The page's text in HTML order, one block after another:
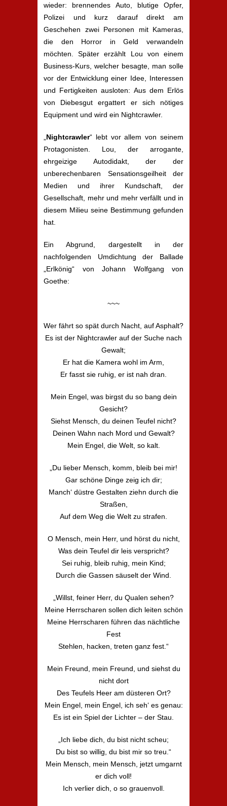
wieder: brennendes Auto, blutige Opfer,
Polizei und kurz darauf direkt am
Geschehen zwei Personen mit Kameras,
die den Horror in Geld verwandeln
möchten. Später erzählt Lou von einem
Business-Kurs, welcher besagte, man solle
vor der Entwicklung einer Idee, Interessen
und Fertigkeiten ausloten: Aus dem Erlös
von Diebesgut ergattert er sich nötiges
Equipment und wird ein Nightcrawler.
Nightcrawler“ lebt vor allem von seinem
Protagonisten. Lou, der arrogante,
ehrgeizige Autodidakt, der der
unberechenbaren Sensationsgeilheit der
Medien und ihrer Kundschaft, der
Gesellschaft, mehr und mehr verfällt und in
diesem Milieu seine Bestimmung gefunden
hat.
Ein Abgrund, dargestellt in der
nachfolgenden Umdichtung der Ballade
„Erlkönig“ von Johann Wolfgang von
Goethe:
~~~
Wer fährt so spät durch Nacht, auf Asphalt?
Es ist der Nightcrawler auf der Suche nach
Gewalt;
Er hat die Kamera wohl im Arm,
Er fasst sie ruhig, er ist nah dran.
Mein Engel, was birgst du so bang dein
Gesicht?
Siehst Mensch, du deinen Teufel nicht?
Deinen Wahn nach Mord und Gewalt?
Mein Engel, die Welt, so kalt.
„Du lieber Mensch, komm, bleib bei mir!
Gar schöne Dinge zeig ich dir;
Manch‘ düstre Gestalten ziehn durch die
Straßen,
Auf dem Weg die Welt zu strafen.
O Mensch, mein Herr, und hörst du nicht,
Was dein Teufel dir leis verspricht?
Sei ruhig, bleib ruhig, mein Kind;
Durch die Gassen säuselt der Wind.
„Willst, feiner Herr, du Qualen sehen?
Meine Herrscharen sollen dich leiten schön
Meine Herrscharen führen das nächtliche
Fest
Stehlen, hacken, treten ganz fest.“
Mein Freund, mein Freund, und siehst du
nicht dort
Des Teufels Heer am düsteren Ort?
Mein Engel, mein Engel, ich seh‘ es genau:
Es ist ein Spiel der Lichter – der Stau.
„Ich liebe dich, du bist nicht scheu;
Du bist so willig, du bist mir so treu.“
Mein Mensch, mein Mensch, jetzt umgarnt
er dich voll!
Ich verlier dich, o so grauenvoll.